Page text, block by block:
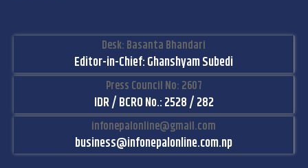
Desk: Basanta Bhandari
Editor-in-Chief: Ghanshyam Subedi
Press Council No: 2607
IDR / BCRO No.: 2528 / 282
infonepalonline@gmail.com
business@infonepalonline.com.np